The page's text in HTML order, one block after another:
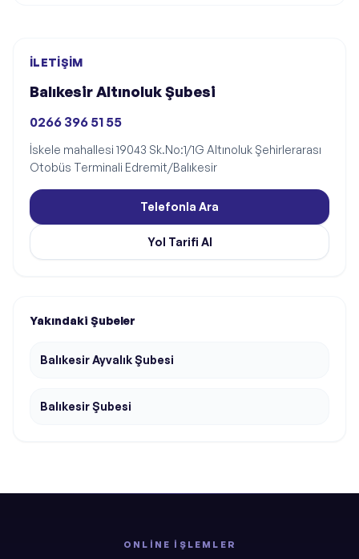
İLETIŞIM
Balıkesir Altınoluk Şubesi
0266 396 51 55
İskele mahallesi 19043 Sk.No:1/1G Altınoluk Şehirlerarası
Otobüs Terminali Edremit/Balıkesir
Telefonla Ara
Yol Tarifi Al
Yakındaki Şubeler
Balıkesir Ayvalık Şubesi
Balıkesir Şubesi
ONLINE İŞLEMLER